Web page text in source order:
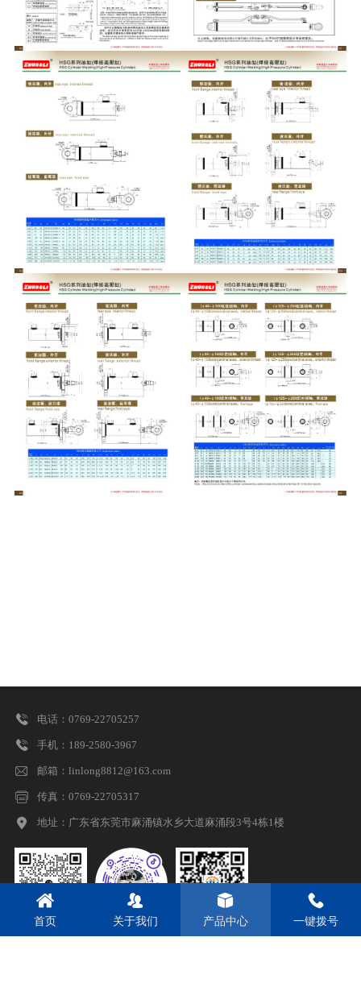
 电话：0769-22705257
 手机：189-2580-3967
 邮箱：linlong8812@163.com
 传真：0769-22705317
 地址： 广东省东莞市麻涌镇水乡大道麻涌段3号4栋1楼
公众号 企业抖音号 阿里巴巴店铺

首页

关于我们

产品中心

一键拨号